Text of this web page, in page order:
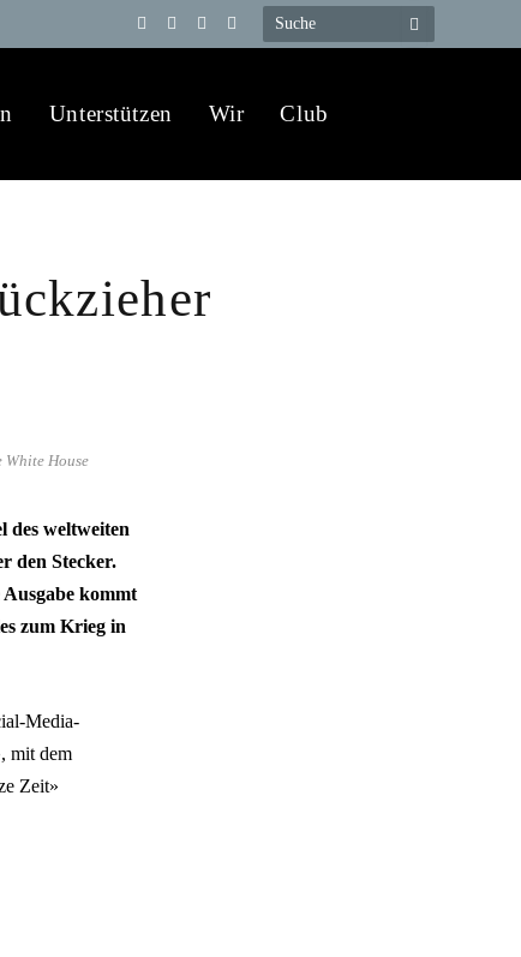
Telegram
YouTube
X
WhatsApp
Unterstützen Wir Club
White House
des weltweiten
den Stecker.
kommt
zum Krieg in
Media-
mit dem
Zeit»